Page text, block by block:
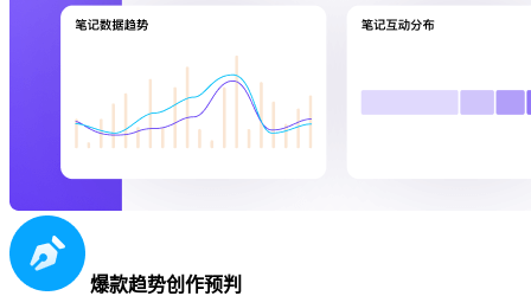
爆款趋势创作预判